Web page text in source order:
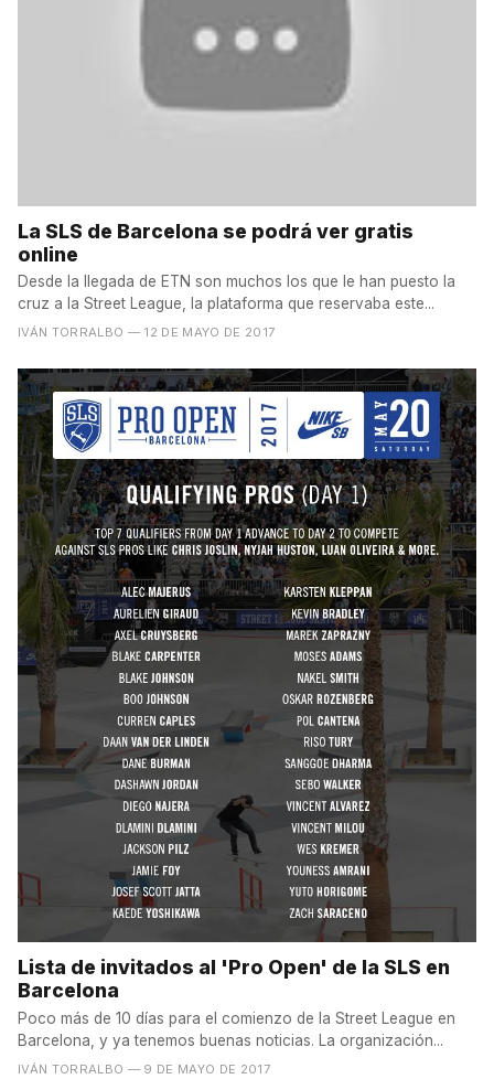
La SLS de Barcelona se podrá ver gratis
online
Desde la llegada de ETN son muchos los que le han puesto la
cruz a la Street League, la plataforma que reservaba este...
IVÁN TORRALBO — 12 DE MAYO DE 2017
Lista de invitados al 'Pro Open' de la SLS en
Barcelona
Poco más de 10 días para el comienzo de la Street League en
Barcelona, y ya tenemos buenas noticias. La organización...
IVÁN TORRALBO — 9 DE MAYO DE 2017